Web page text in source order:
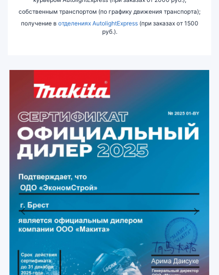
собственным транспортом (по графику движения транспорта);
получение в отделениях AutolightExpress(при заказах от 1500
руб.).
Previous Next